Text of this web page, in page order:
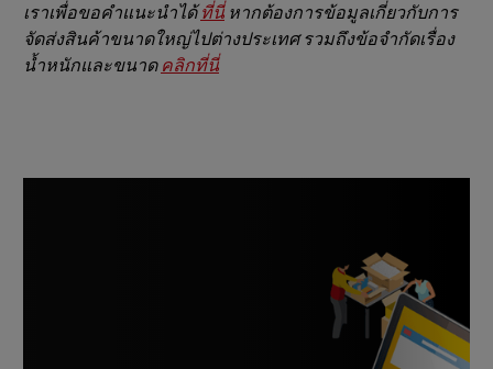
เราเพื่อขอคำแนะนำได้ที่นี่หากต้องการข้อมูลเกี่ยวกับการ
จัดส่งสินค้าขนาดใหญ่ไปต่างประเทศ รวมถึงข้อจำกัดเรื่อง
น้ำหนักและขนาด คลิกที่นี่